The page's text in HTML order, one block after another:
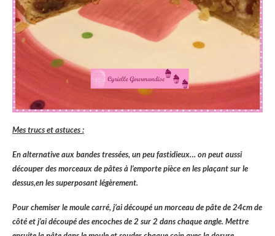
Mes trucs et astuces :
En alternative aux bandes tressées, un peu fastidieux… on peut aussi
découper des morceaux de pâtes à l’emporte pièce en les plaçant sur le
dessus,en les superposant légèrement.
Pour chemiser le moule carré, j’ai découpé un morceau de pâte de 24cm de
côté et j’ai découpé des encoches de 2 sur 2 dans chaque angle. Mettre